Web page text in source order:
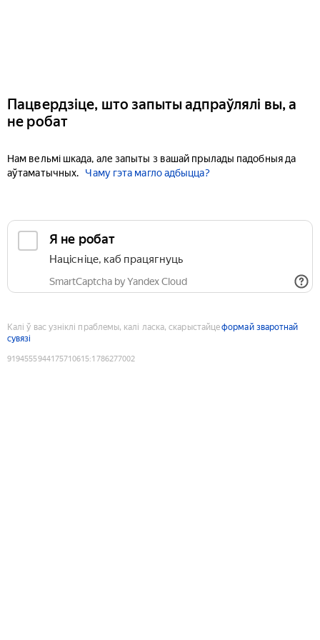
Пацвердзіце, што запыты адпраўлялі вы, а
не робат
Нам вельмі шкада, але запыты з вашай прылады падобныя да
аўтаматычных.
Чаму гэта магло адбыцца?
Я не робат
Націсніце, каб працягнуць
SmartCaptcha by Yandex Cloud
Калі ў вас узніклі праблемы, калі ласка, скарыстайцеформай зваротнай
сувязі
9194555944175710615:1786277002